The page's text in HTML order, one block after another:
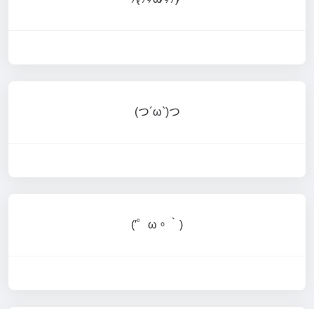
(つ´ω`)つ
(′゜ω。‵)